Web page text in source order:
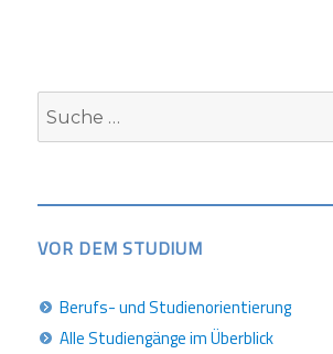
Suche
nach:
VOR DEM STUDIUM
Berufs- und Studienorientierung
Alle Studiengänge im Überblick